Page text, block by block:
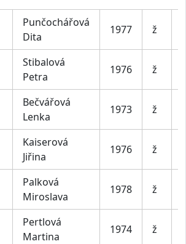
Punčochářová
Dita
1977 ž
Stibalová
Petra
1976 ž
Bečvářová
Lenka
1973 ž
Kaiserová
Jiřina
1976 ž
Palková
Miroslava
1978 ž
Pertlová
Martina
1974 ž